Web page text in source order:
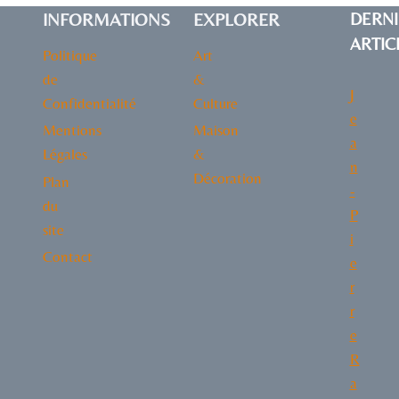
INFORMATIONS
Politique
de
Confidentialité
Mentions
Légales
Plan
du
site
Contact
EXPLORER
Art
&
Culture
Maison
&
Décoration
J
e
a
n
-
P
i
e
r
r
e
R
a